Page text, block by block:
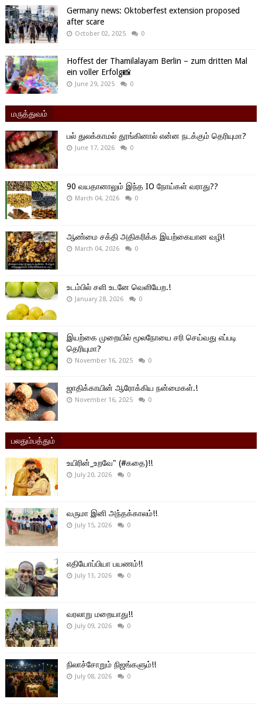
Germany news: Oktoberfest extension proposed
after scare
October 02, 2025 0
Hoffest der Thamilalayam Berlin – zum dritten Mal
ein voller Erfolg📸
June 29, 2025 0
மருத்துவம்
பல் துலக்காமல் தூங்கினால் என்ன நடக்கும் தெரியுமா?
June 17, 2026 0
90 வயதானாலும் இந்த IO நோய்கள் வராது??
March 04, 2026 0
ஆண்மை சக்தி அதிகரிக்க இயற்கையான வழி!
March 04, 2026 0
உடம்பில் சளி உடனே வெளியேற.!
January 28, 2026 0
இயற்கை முறையில் மூலநோயை சரி செய்வது எப்படி
தெரியுமா?
November 16, 2025 0
ஜாதிக்காயின் ஆரோக்கிய நன்மைகள்.!
November 16, 2025 0
பலதும்பத்தும்
உயிரின்_உறவே" (#கதை)!!
July 20, 2026 0
வருமா இனி அந்தக்காலம்!!
July 15, 2026 0
எதியோப்பியா பயணம்!!
July 13, 2026 0
வரலாறு மறையாது!!
July 09, 2026 0
நிலாச்சோறும் நிஜங்களும்!!
July 08, 2026 0